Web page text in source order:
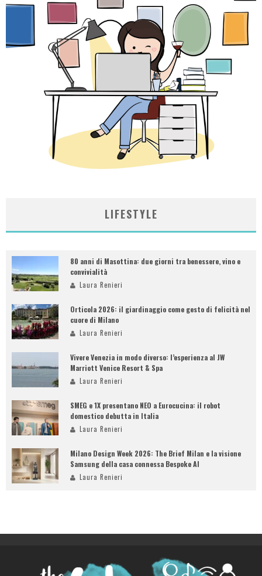
LIFESTYLE
80 anni di Masottina: due giorni tra benessere, vino e
convivialità
Laura Renieri
Orticola 2026: il giardinaggio come gesto di felicità nel
cuore di Milano
Laura Renieri
Vivere Venezia in modo diverso: l’esperienza al JW
Marriott Venice Resort & Spa
Laura Renieri
SMEG e 1X presentano NEO a Eurocucina: il robot
domestico debutta in Italia
Laura Renieri
Milano Design Week 2026: The Brief Milan e la visione
Samsung della casa connessa Bespoke AI
Laura Renieri